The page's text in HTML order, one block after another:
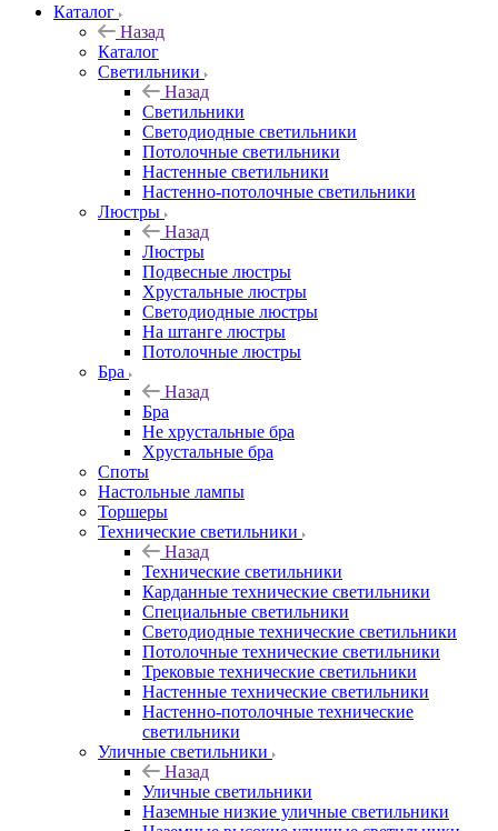
Каталог
Назад
Каталог
Светильники
Назад
Светильники
Светодиодные светильники
Потолочные светильники
Настенные светильники
Настенно-потолочные светильники
Люстры
Назад
Люстры
Подвесные люстры
Хрустальные люстры
Светодиодные люстры
На штанге люстры
Потолочные люстры
Бра
Назад
Бра
Не хрустальные бра
Хрустальные бра
Споты
Настольные лампы
Торшеры
Технические светильники
Назад
Технические светильники
Карданные технические светильники
Специальные светильники
Светодиодные технические светильники
Потолочные технические светильники
Трековые технические светильники
Настенные технические светильники
Настенно-потолочные технические
светильники
Уличные светильники
Назад
Уличные светильники
Наземные низкие уличные светильники